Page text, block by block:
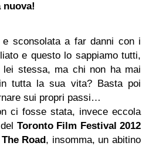
nuova!
e sconsolata a far danni con i
e questo lo sappiamo tutti,
lei stessa, ma chi non ha mai
tutta la sua vita? Basta poi
sui propri passi…
ci fosse stata, invece eccola
Toronto Film Festival 2012
Road, insomma, un abitino